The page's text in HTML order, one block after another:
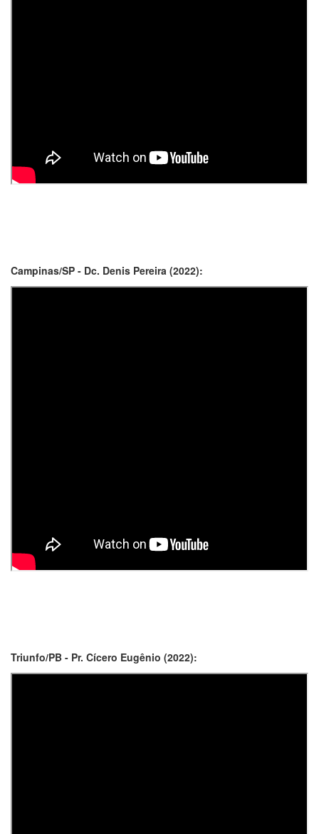
Campinas/SP - Dc. Denis Pereira (2022):
Triunfo/PB - Pr. Cícero Eugênio (2022):